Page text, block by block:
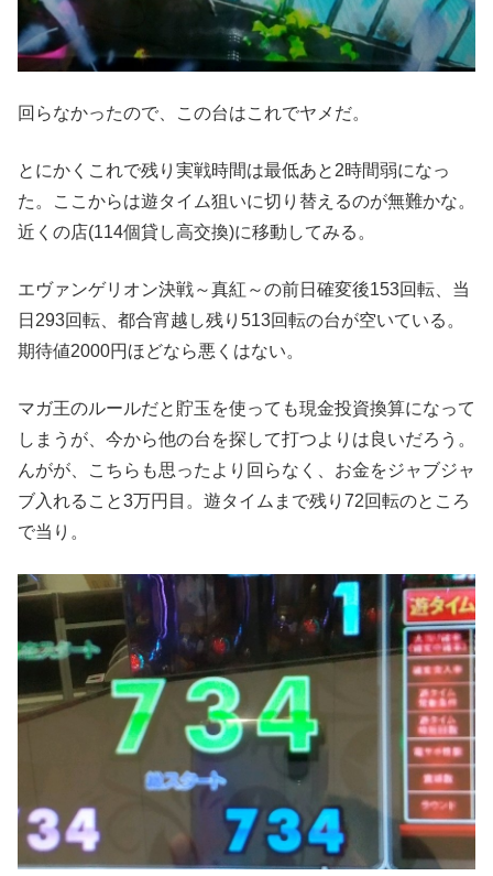
回らなかったので、この台はこれでヤメだ。
とにかくこれで残り実戦時間は最低あと2時間弱になっ
た。ここからは遊タイム狙いに切り替えるのが無難かな。
近くの店(114個貸し高交換)に移動してみる。
エヴァンゲリオン決戦～真紅～の前日確変後153回転、当
日293回転、都合宵越し残り513回転の台が空いている。
期待値2000円ほどなら悪くはない。
マガ王のルールだと貯玉を使っても現金投資換算になって
しまうが、今から他の台を探して打つよりは良いだろう。
んがが、こちらも思ったより回らなく、お金をジャブジャ
ブ入れること3万円目。遊タイムまで残り72回転のところ
で当り。